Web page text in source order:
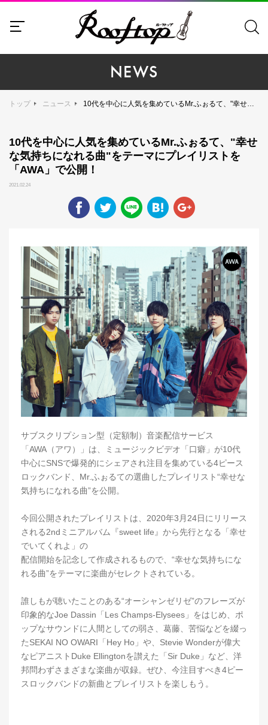
NEWS
トップ ニュース 10代を中心に人気を集めているMr.ふぉるて、"幸せな気持ちになれる曲"をテーマにプレイリストを「AWA」で公開！
10代を中心に人気を集めているMr.ふぉるて、"幸せ
な気持ちになれる曲"をテーマにプレイリストを
「AWA」で公開！
2021.02.24
サブスクリプション型（定額制）音楽配信サービス
「AWA（アワ）」は、ミュージックビデオ「口癖」が10代
中心にSNSで爆発的にシェアされ注目を集めている4ピース
ロックバンド、Mr.ふぉるての選曲したプレイリスト“幸せな
気持ちになれる曲”を公開。
今回公開されたプレイリストは、2020年3月24日にリリース
される2ndミニアルバム『sweet life』から先行となる「幸せ
でいてくれよ」の
配信開始を記念して作成されるもので、“幸せな気持ちにな
れる曲”をテーマに楽曲がセレクトされている。
誰しもが聴いたことのある“オーシャンゼリゼ”のフレーズが
印象的なJoe Dassin「Les Champs-Elysees」をはじめ、ポ
ップなサウンドに人間としての弱さ、葛藤、苦悩などを綴っ
たSEKAI NO OWARI「Hey Ho」や、Stevie Wonderが偉大
なピアニストDuke Ellingtonを讃えた「Sir Duke」など、洋
邦問わずさまざまな楽曲が収録。ぜひ、今注目すべき4ピー
スロックバンドの新曲とプレイリストを楽しもう。